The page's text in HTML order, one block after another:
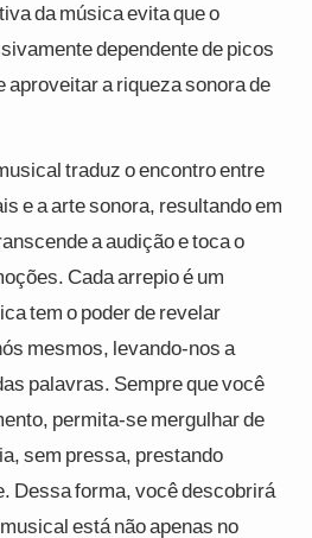
da música evita que o
dependente de picos
aproveitar a riqueza sonora de
traduz o encontro entre
e a arte sonora, resultando em
a audição e toca o
Cada arrepio é um
tem o poder de revelar
mesmos, levando-nos a
palavras. Sempre que você
permita-se mergulhar de
sem pressa, prestando
Dessa forma, você descobrirá
está não apenas no